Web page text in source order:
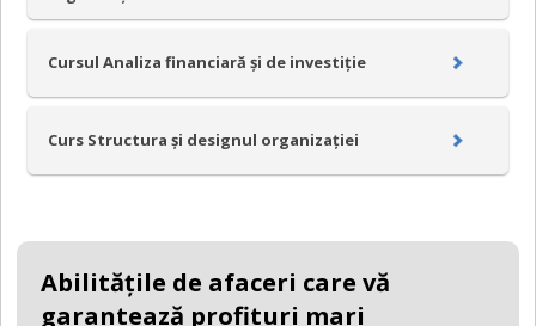
Cursul Analiza financiară și de investiție
Curs Structura și designul organizației
Abilităţile de afaceri care vă
garantează profituri mari